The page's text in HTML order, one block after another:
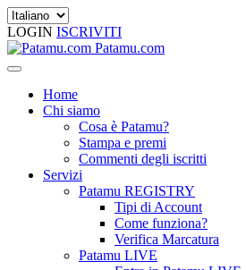
LOGIN ISCRIVITI
Patamu.com
Home
Chi siamo
Cosa è Patamu?
Stampa e premi
Commenti degli iscritti
Servizi
Patamu REGISTRY
Tipi di Account
Come funziona?
Verifica Marcatura
Patamu LIVE